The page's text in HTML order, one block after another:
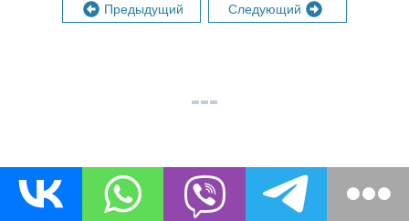
Предыдущий Следующий